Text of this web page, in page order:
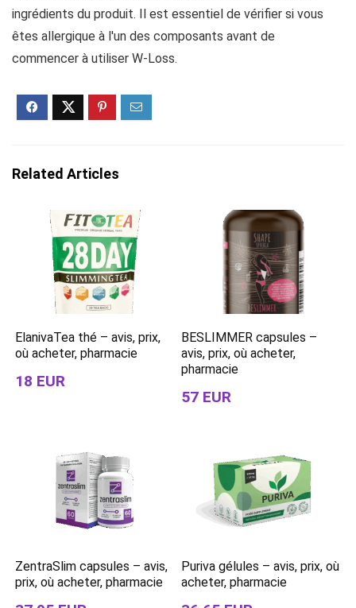
ingrédients du produit. Il est essentiel de vérifier si vous
êtes allergique à l'un des composants avant de
commencer à utiliser W-Loss.
Related Articles
ElanivaTea thé – avis, prix,
où acheter, pharmacie
18 EUR
BESLIMMER capsules –
avis, prix, où acheter,
pharmacie
57 EUR
ZentraSlim capsules – avis,
prix, où acheter, pharmacie
Puriva gélules – avis, prix, où
acheter, pharmacie